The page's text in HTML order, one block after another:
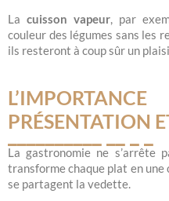
Lacuisson vapeur , par
couleur des légumes sans les
ils resteront à coup sûr un
PRÉSENTATION
La gastronomie ne s’arrête
transforme chaque plat en
se partagent la vedette.